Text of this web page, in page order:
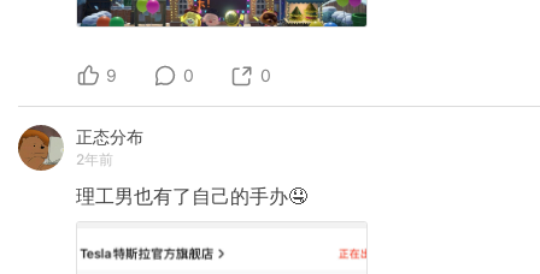
9 0 0
正态分布
2年前
理工男也有了自己的手办🤤